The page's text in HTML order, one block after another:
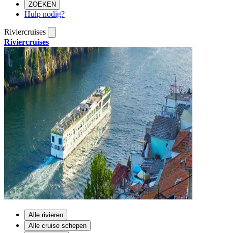
ZOEKEN
Hulp nodig?
Riviercruises
Riviercruises
Alle rivieren
Alle cruise schepen